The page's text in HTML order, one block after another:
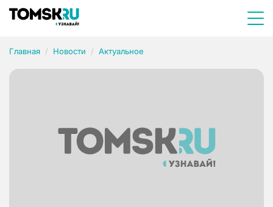
Главная Новости Актуальное